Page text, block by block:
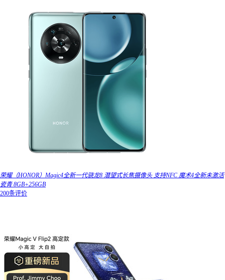
荣耀（HONOR）Magic4全新一代骁龙8 潜望式长焦摄像头 支持NFC 魔术4全新未激活
瓷青 8GB+256GB
200条评价